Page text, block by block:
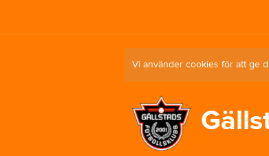
Vi använder cookies för att ge